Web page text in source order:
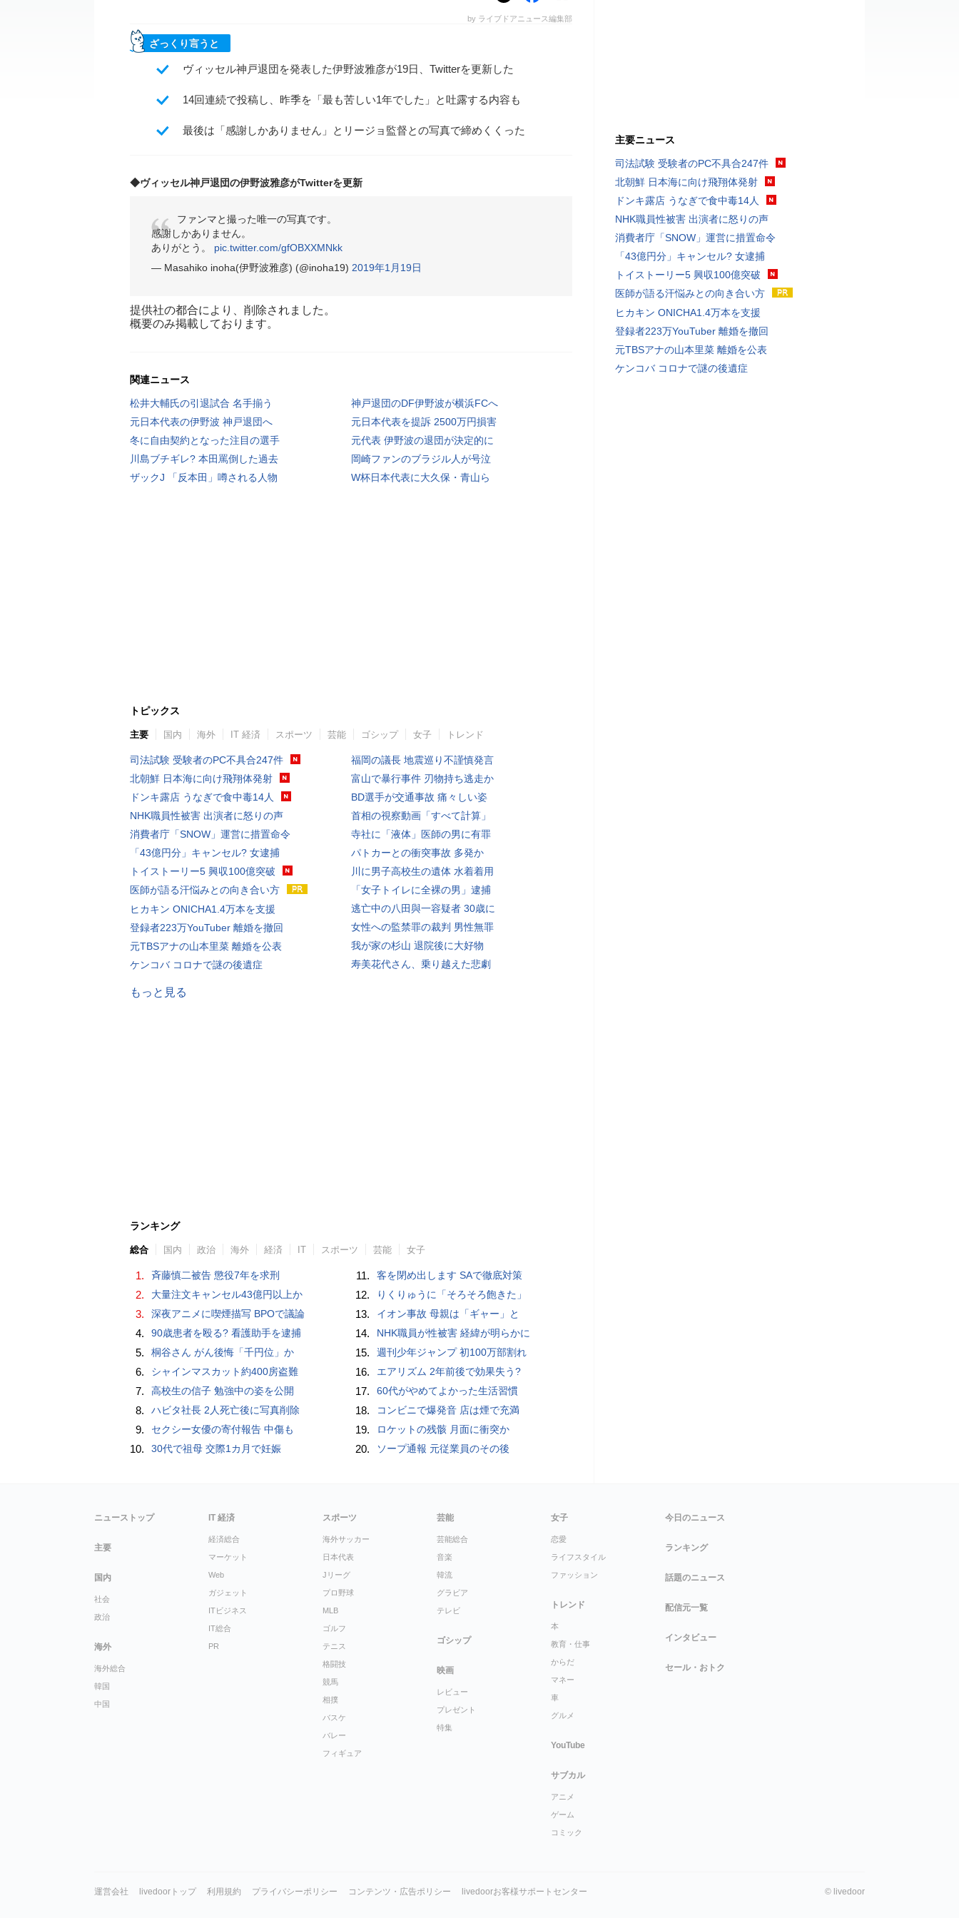
by ライブドアニュース編集部
ざっくり言うと
ヴィッセル神戸退団を発表した伊野波雅彦が19日、Twitterを更新した
14回連続で投稿し、昨季を「最も苦しい1年でした」と吐露する内容も
最後は「感謝しかありません」とリージョ監督との写真で締めくくった
◆ヴィッセル神戸退団の伊野波雅彦がTwitterを更新
ファンマと撮った唯一の写真です。
感謝しかありません。
ありがとう。 pic.twitter.com/gfOBXXMNkk
— Masahiko inoha(伊野波雅彦) (@inoha19) 2019年1月19日
提供社の都合により、削除されました。
概要のみ掲載しております。
関連ニュース
松井大輔氏の引退試合 名手揃う
神戸退団のDF伊野波が横浜FCへ
元日本代表の伊野波 神戸退団へ
元日本代表を提訴 2500万円損害
冬に自由契約となった注目の選手
元代表 伊野波の退団が決定的に
川島ブチギレ? 本田罵倒した過去
岡崎ファンのブラジル人が号泣
ザックJ 「反本田」噂される人物
W杯日本代表に大久保・青山ら
トピックス
主要 国内 海外 IT 経済 スポーツ 芸能 ゴシップ 女子 トレンド
司法試験 受験者のPC不具合247件
北朝鮮 日本海に向け飛翔体発射
ドンキ露店 うなぎで食中毒14人
NHK職員性被害 出演者に怒りの声
消費者庁「SNOW」運営に措置命令
「43億円分」キャンセル? 女逮捕
トイストーリー5 興収100億突破
医師が語る汗悩みとの向き合い方
ヒカキン ONICHA1.4万本を支援
登録者223万YouTuber 離婚を撤回
元TBSアナの山本里菜 離婚を公表
ケンコバ コロナで謎の後遺症
福岡の議長 地震巡り不謹慎発言
富山で暴行事件 刃物持ち逃走か
BD選手が交通事故 痛々しい姿
首相の視察動画「すべて計算」
寺社に「液体」医師の男に有罪
パトカーとの衝突事故 多発か
川に男子高校生の遺体 水着着用
「女子トイレに全裸の男」逮捕
逃亡中の八田與一容疑者 30歳に
女性への監禁罪の裁判 男性無罪
我が家の杉山 退院後に大好物
寿美花代さん、乗り越えた悲劇
もっと見る
ランキング
総合 国内 政治 海外 経済 IT スポーツ 芸能 女子
1. 斉藤慎二被告 懲役7年を求刑
2. 大量注文キャンセル43億円以上か
3. 深夜アニメに喫煙描写 BPOで議論
4. 90歳患者を殴る? 看護助手を逮捕
5. 桐谷さん がん後悔「千円位」か
6. シャインマスカット約400房盗難
7. 高校生の信子 勉強中の姿を公開
8. ハビタ社長 2人死亡後に写真削除
9. セクシー女優の寄付報告 中傷も
10. 30代で祖母 交際1カ月で妊娠
11. 客を閉め出します SAで徹底対策
12. りくりゅうに「そろそろ飽きた」
13. イオン事故 母親は「ギャー」と
14. NHK職員が性被害 経緯が明らかに
15. 週刊少年ジャンプ 初100万部割れ
16. エアリズム 2年前後で効果失う?
17. 60代がやめてよかった生活習慣
18. コンビニで爆発音 店は煙で充満
19. ロケットの残骸 月面に衝突か
20. ソープ通報 元従業員のその後
主要ニュース
司法試験 受験者のPC不具合247件
北朝鮮 日本海に向け飛翔体発射
ドンキ露店 うなぎで食中毒14人
NHK職員性被害 出演者に怒りの声
消費者庁「SNOW」運営に措置命令
「43億円分」キャンセル? 女逮捕
トイストーリー5 興収100億突破
医師が語る汗悩みとの向き合い方
ヒカキン ONICHA1.4万本を支援
登録者223万YouTuber 離婚を撤回
元TBSアナの山本里菜 離婚を公表
ケンコバ コロナで謎の後遺症
ニューストップ
主要
国内
社会
政治
海外
海外総合
韓国
中国
IT 経済
経済総合
マーケット
Web
ガジェット
ITビジネス
IT総合
PR
スポーツ
海外サッカー
日本代表
Jリーグ
プロ野球
MLB
ゴルフ
テニス
格闘技
競馬
相撲
バスケ
バレー
フィギュア
芸能
芸能総合
音楽
韓流
グラビア
テレビ
ゴシップ
映画
レビュー
プレゼント
特集
女子
恋愛
ライフスタイル
ファッション
トレンド
本
教育・仕事
からだ
マネー
車
グルメ
YouTube
サブカル
アニメ
ゲーム
コミック
今日のニュース
ランキング
話題のニュース
配信元一覧
インタビュー
セール・おトク
運営会社 livedoorトップ 利用規約 プライバシーポリシー コンテンツ・広告ポリシー livedoorお客様サポートセンター © livedoor